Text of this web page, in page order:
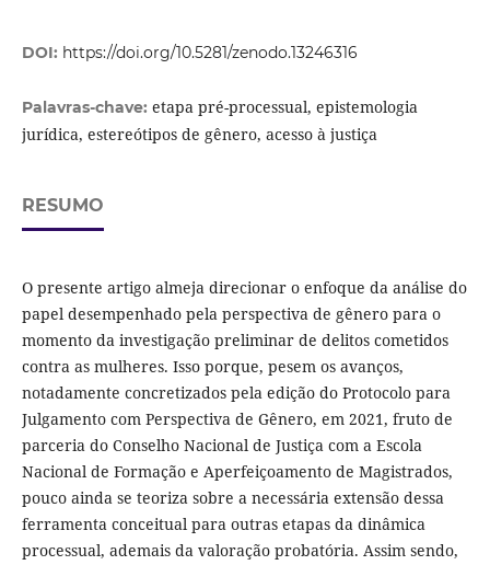
DOI: https://doi.org/10.5281/zenodo.13246316
Palavras-chave: etapa pré-processual, epistemologia
jurídica, estereótipos de gênero, acesso à justiça
RESUMO
O presente artigo almeja direcionar o enfoque da análise do
papel desempenhado pela perspectiva de gênero para o
momento da investigação preliminar de delitos cometidos
contra as mulheres. Isso porque, pesem os avanços,
notadamente concretizados pela edição do Protocolo para
Julgamento com Perspectiva de Gênero, em 2021, fruto de
parceria do Conselho Nacional de Justiça com a Escola
Nacional de Formação e Aperfeiçoamento de Magistrados,
pouco ainda se teoriza sobre a necessária extensão dessa
ferramenta conceitual para outras etapas da dinâmica
processual, ademais da valoração probatória. Assim sendo,